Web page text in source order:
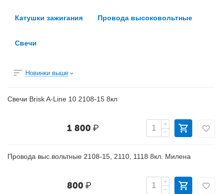
Катушки зажигания Провода высоковольтные
Свечи
Новинки выше
Свечи Brisk A-Line 10 2108-15 8кл
1 800₽
+
−
Провода выс.вольтные 2108-15, 2110, 1118 8кл. Милена
800₽
+
−